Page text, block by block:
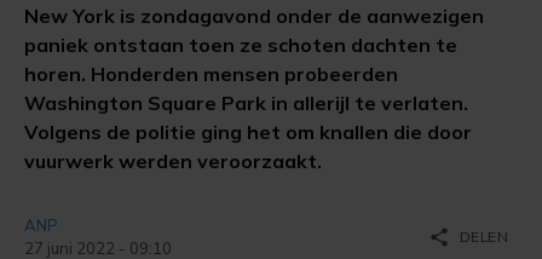
New York is zondagavond onder de aanwezigen
paniek ontstaan toen ze schoten dachten te
horen. Honderden mensen probeerden
Washington Square Park in allerijl te verlaten.
Volgens de politie ging het om knallen die door
vuurwerk werden veroorzaakt.
ANP
27 juni 2022 - 09:10
share DELEN